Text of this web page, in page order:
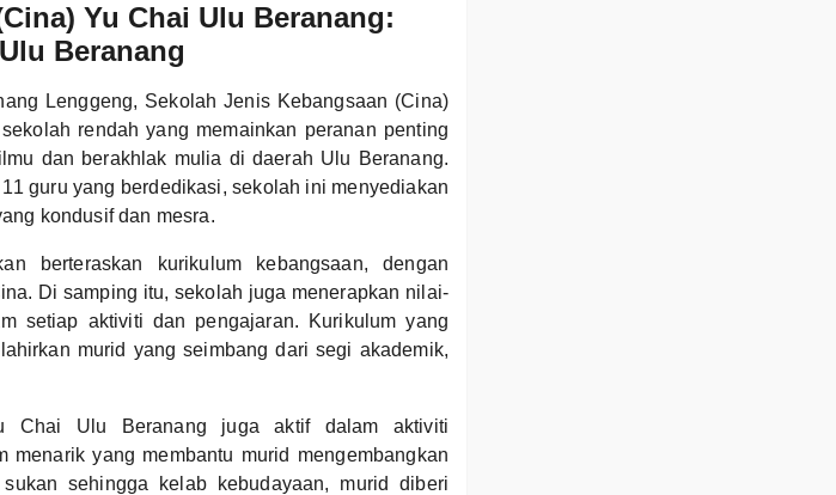
Yu Chai Ulu Beranang:
Beranang
Lenggeng, Sekolah Jenis Kebangsaan (Cina)
rendah yang memainkan peranan penting
dan berakhlak mulia di daerah Ulu Beranang.
guru yang berdedikasi, sekolah ini menyediakan
kondusif dan mesra.
berteraskan kurikulum kebangsaan, dengan
Di samping itu, sekolah juga menerapkan nilai-
setiap aktiviti dan pengajaran. Kurikulum yang
murid yang seimbang dari segi akademik,
Chai Ulu Beranang juga aktif dalam aktiviti
menarik yang membantu murid mengembangkan
sehingga kelab kebudayaan, murid diberi